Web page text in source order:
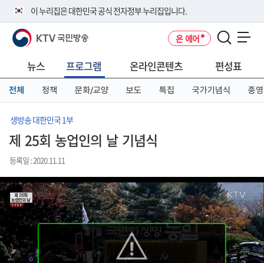
이 누리집은 대한민국 공식 전자정부 누리집입니다.
공식 누리집 주소 확인하기
니다.
이밖에 or.kr 또는 .kr등 다른 도메인 주소를 사용하고 있다면 아래 URL에
서 도메인 주소를 확인해 보세요
KTV 국민방송 온 에어
뉴스 프로그램 온라인콘텐츠 편성표
전체 정책 문화/교양 보도 특집 국가기념식 종영
생방송 대한민국 1부
제 25회 농업인의 날 기념식
등록일 : 2020.11.11